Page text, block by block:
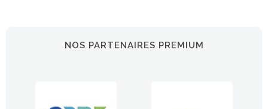
NOS PARTENAIRES PREMIUM